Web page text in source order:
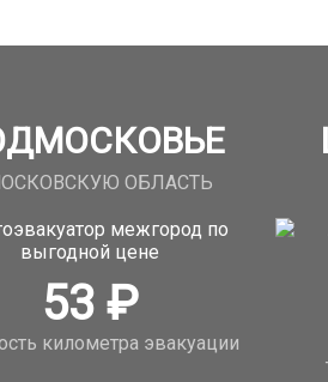
ОБЛАСТЬ
53₽
километра эвакуации